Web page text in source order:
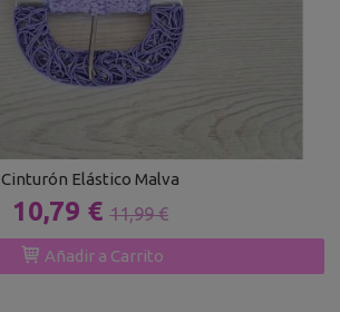
Cinturón Elástico Malva
10,79 € 11,99 €
Añadir a Carrito